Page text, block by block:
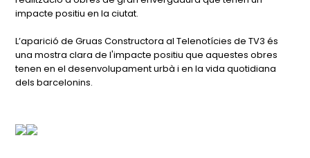
impacte positiu en la ciutat.
L’aparició de Gruas Constructora al Telenotícies de TV3 és
una mostra clara de l'impacte positiu que aquestes obres
tenen en el desenvolupament urbà i en la vida quotidiana
dels barcelonins.